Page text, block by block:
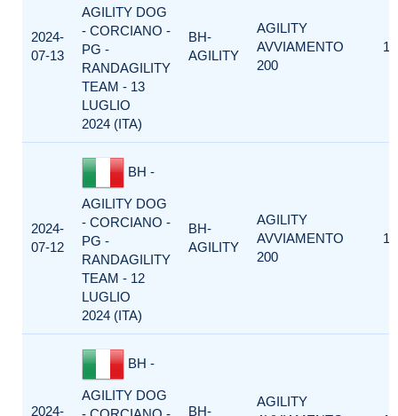
2024-
07-13
AGILITY DOG
- CORCIANO -
PG -
RANDAGILITY
TEAM - 13
LUGLIO
2024 (ITA)
BH-
AGILITY
AGILITY
AVVIAMENTO
200
1
2024-
07-12
BH -
AGILITY DOG
- CORCIANO -
PG -
RANDAGILITY
TEAM - 12
LUGLIO
2024 (ITA)
BH-
AGILITY
AGILITY
AVVIAMENTO
200
1
2024-
BH -
AGILITY DOG
BH-
AGILITY